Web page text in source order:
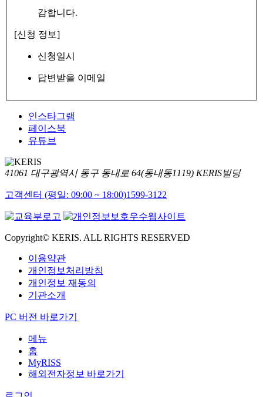
감합니다.
[신청 정보]
신청일시
답변받을 이메일
인스타그램
페이스북
유튜브
41061 대구광역시 동구 동내로 64(동내동1119) KERIS빌딩
고객센터 (평일: 09:00 ~ 18:00)1599-3122
Copyright© KERIS. ALL RIGHTS RESERVED
이용약관
개인정보처리방침
개인정보 재동의
기관소개
PC 버전 바로가기
메뉴
홈
MyRISS
해외전자정보 바로가기